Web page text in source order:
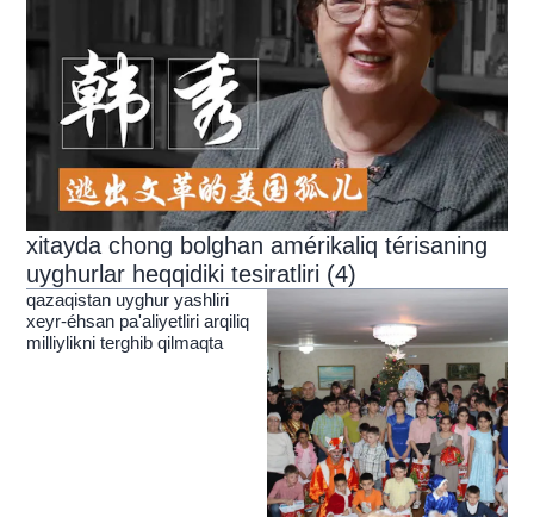
xitayda chong bolghan amérikaliq térisaning
uyghurlar heqqidiki tesiratliri (4)
qazaqistan uyghur yashliri
xeyr-éhsan pa'aliyetliri arqiliq
milliylikni terghib qilmaqta